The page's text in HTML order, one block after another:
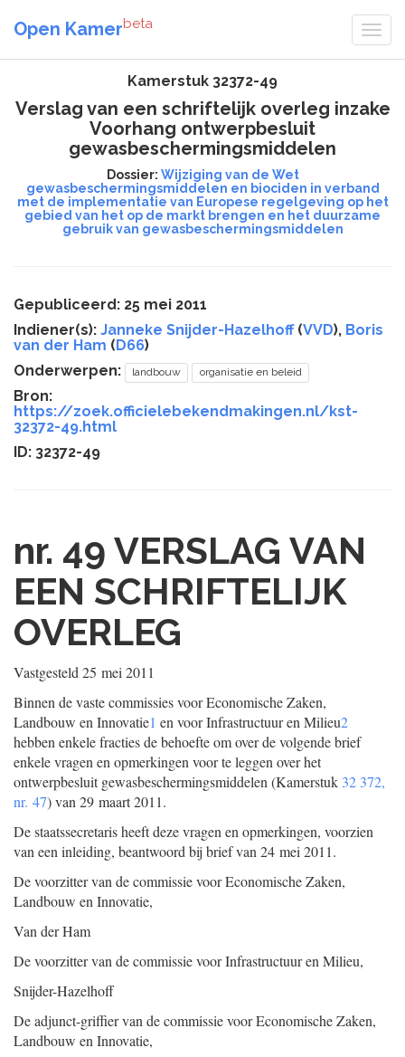
Open Kamerbeta
Kamerstuk 32372-49
Verslag van een schriftelijk overleg inzake
Voorhang ontwerpbesluit
gewasbeschermingsmiddelen
Dossier: Wijziging van de Wet
gewasbeschermingsmiddelen en biociden in verband
met de implementatie van Europese regelgeving op het
gebied van het op de markt brengen en het duurzame
gebruik van gewasbeschermingsmiddelen
Gepubliceerd: 25 mei 2011
Indiener(s): Janneke Snijder-Hazelhoff(VVD), Boris
van der Ham (D66)
Onderwerpen:
landbouw organisatie en beleid
Bron:
https://zoek.officielebekendmakingen.nl/kst-
32372-49.html
ID: 32372-49
nr. 49 VERSLAG VAN
EEN SCHRIFTELIJK
OVERLEG
Vastgesteld 25 mei 2011
Binnen de vaste commissies voor Economische Zaken,
Landbouw en Innovatie1 en voor Infrastructuur en Milieu2
hebben enkele fracties de behoefte om over de volgende brief
enkele vragen en opmerkingen voor te leggen over het
ontwerpbesluit gewasbeschermingsmiddelen (Kamerstuk 32 372,
nr. 47) van 29 maart 2011.
De staatssecretaris heeft deze vragen en opmerkingen, voorzien
van een inleiding, beantwoord bij brief van 24 mei 2011.
De voorzitter van de commissie voor Economische Zaken,
Landbouw en Innovatie,
Van der Ham
De voorzitter van de commissie voor Infrastructuur en Milieu,
Snijder-Hazelhoff
De adjunct-griffier van de commissie voor Economische Zaken,
Landbouw en Innovatie,